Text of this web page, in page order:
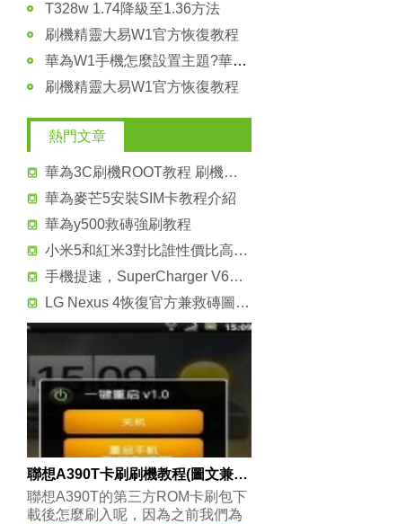
T328w 1.74降級至1.36方法
刷機精靈大易W1官方恢復教程
華為W1手機怎麼設置主題?華為W1主題設置技巧
刷機精靈大易W1官方恢復教程
熱門文章
華為3C刷機ROOT教程 刷機必備
華為麥芒5安裝SIM卡教程介紹
華為y500救磚強刷教程
小米5和紅米3對比誰性價比高？小米5對比紅米3評測
手機提速，SuperCharger V6安裝教程
LG Nexus 4恢復官方兼救磚圖文教程
聯想A390T卡刷刷機教程(圖文兼顧)
聯想A390T的第三方ROM卡刷包下
載後怎麼刷入呢，因為之前我們為